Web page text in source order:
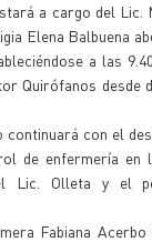
a cargo del Lic.
Elena Balbuena
a las
Quirófanos desde
continuará con el
de enfermería en
Lic. Olleta y el
Fabiana